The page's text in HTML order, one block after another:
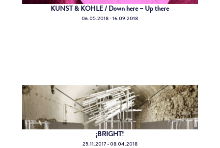
KUNST & KOHLE / Down here – Up there
06.05.2018 - 16.09.2018
¡BRIGHT!
25.11.2017 - 08.04.2018